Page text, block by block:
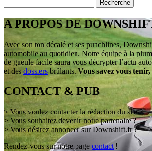
A PROPOS DE
Avec son ton décalé et ses punchlines,
automobile au quotidien. Notre équipe à la
de gueule facile saura vous décrypter l’actu
et des dossiers brûlants. Vous savez vous
CONTACT & PUB
> Vous voulez contacter la rédaction du site ?
> Vous souhaitez devenir notre partenaire ?
> Vous désirez annoncer sur Downshift.fr ?
Rendez-vous sur notre page contact !